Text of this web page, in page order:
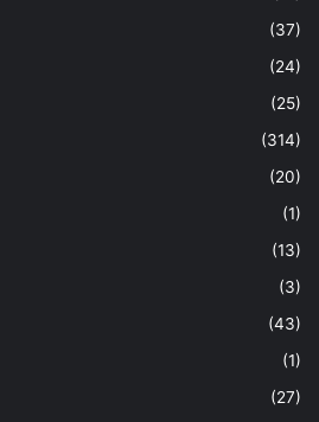
(37)
(24)
(25)
(314)
(20)
(1)
(13)
(3)
(43)
(1)
(27)